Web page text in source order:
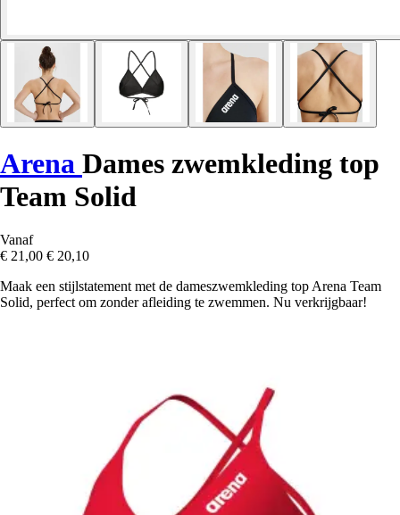
Arena Dames zwemkleding top
Team Solid
Vanaf
€ 21,00 € 20,10
Maak een stijlstatement met de dameszwemkleding top Arena Team
Solid, perfect om zonder afleiding te zwemmen. Nu verkrijgbaar!